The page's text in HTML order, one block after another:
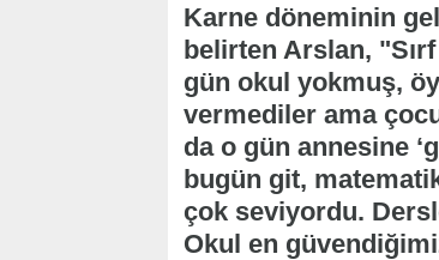
Karne döneminin
belirten Arslan,
gün okul yokmuş,
vermediler ama
da o gün annesine
bugün git,
çok seviyordu.
Okul en